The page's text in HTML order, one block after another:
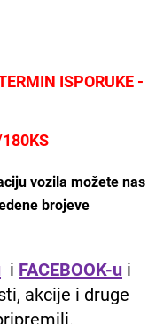
ISPORUKE -
vozila možete nas
brojeve
i FACEBOOK-u i
akcije i druge